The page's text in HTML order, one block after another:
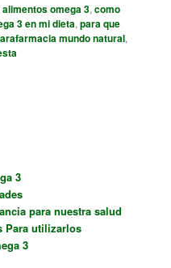
alimentos omega 3,como
3 en mi dieta,para que
mundo natural,
3
para nuestra salud
Para utilizarlos
3